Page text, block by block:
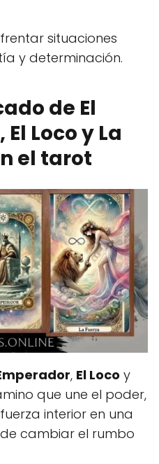
situaciones
y determinación.
de El
Loco y La
el tarot
, El Loco y
que une el poder,
interior en una
cambiar el rumbo